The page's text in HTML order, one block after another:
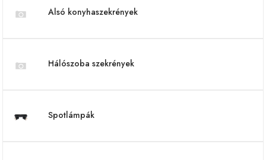
Alsó konyhaszekrények
Hálószoba szekrények
Spotlámpák